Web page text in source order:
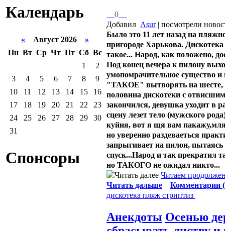
Календарь
« Август 2026 »
Пн Вт Ср Чт Пт Сб Вс
1
2
3
4 5 6 7 8
9
10
11 12 13 14 15
16
17
18 19 20 21 22
23
24
25 26 27 28 29
30
31
Спонсоры
0
Добавил Asur| посмотрели
Было это 11 лет назад на
пригороде Харькова.
такое... Народ, как положено,
Под конец вечера к пилону
умопомрачительное существо
"ТАКОЕ" вытворять на шесте,
половина дискотеки с
закончился, девушка уходит в
сцену лезет тело (мужского
куйня, вот я щя вам
но уверенно раздеваеться
запрыгивает на пилон,
спуск...Народ и так прекратил
но ТАКОГО не ожидал никто...
Читаем
Читать дальше
Комментарии
дискотека пляж стриптиз
Анекдоты Осенью